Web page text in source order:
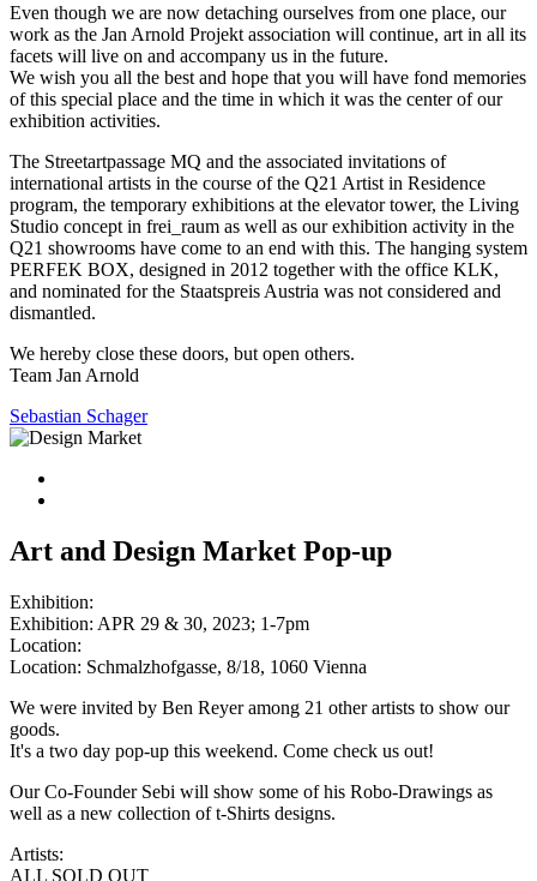
Even though we are now detaching ourselves from one place, our
work as the Jan Arnold Projekt association will continue, art in all its
facets will live on and accompany us in the future.
We wish you all the best and hope that you will have fond memories
of this special place and the time in which it was the center of our
exhibition activities.
The Streetartpassage MQ and the associated invitations of
international artists in the course of the Q21 Artist in Residence
program, the temporary exhibitions at the elevator tower, the Living
Studio concept in frei_raum as well as our exhibition activity in the
Q21 showrooms have come to an end with this. The hanging system
PERFEK BOX, designed in 2012 together with the office KLK,
and nominated for the Staatspreis Austria was not considered and
dismantled.
We hereby close these doors, but open others.
Team Jan Arnold
Sebastian Schager
Art and Design Market Pop-up
Exhibition:
Exhibition: APR 29 & 30, 2023; 1-7pm
Location:
Location: Schmalzhofgasse, 8/18, 1060 Vienna
We were invited by Ben Reyer among 21 other artists to show our
goods.
It's a two day pop-up this weekend. Come check us out!
Our Co-Founder Sebi will show some of his Robo-Drawings as
well as a new collection of t-Shirts designs.
Artists:
ALL SOLD OUT